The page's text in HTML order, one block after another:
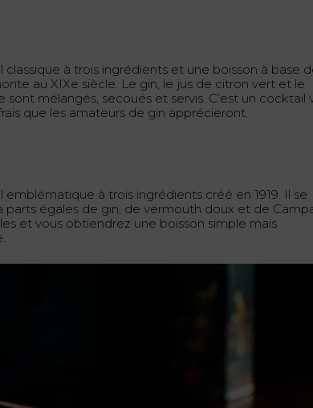
classique à trois ingrédients et une boisson à base
au XIXe siècle. Le gin, le jus de citron vert et le
sont mélangés, secoués et servis. C’est un cocktail
que les amateurs de gin apprécieront.
emblématique à trois ingrédients créé en 1919. Il se
parts égales de gin, de vermouth doux et de
et vous obtiendrez une boisson simple mais